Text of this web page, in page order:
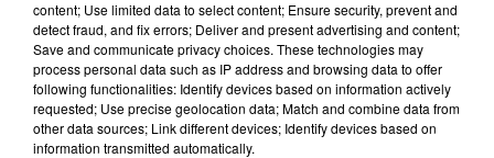
TITRES DIFFUSÉS
9h50
9h50 9h46
9h46
content; Use limited data to select content; Ensure security, prevent and
detect fraud, and fix errors; Deliver and present advertising and content;
Save and communicate privacy choices. These technologies may
process personal data such as IP address and browsing data to offer
following functionalities: Identify devices based on information actively
requested; Use precise geolocation data; Match and combine data from
other data sources; Link different devices; Identify devices based on
information transmitted automatically.